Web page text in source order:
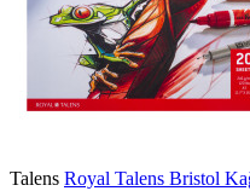
Talens Royal Talens Bristol